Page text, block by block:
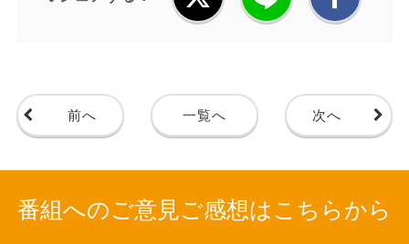
前へ 一覧へ 次へ
番組へのご意見ご感想はこちらから